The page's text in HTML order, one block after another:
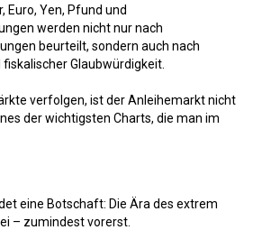
Euro, Yen, Pfund und
werden nicht nur nach
beurteilt, sondern auch nach
Glaubwürdigkeit.
verfolgen, ist der Anleihemarkt nicht
der wichtigsten Charts, die man im
eine Botschaft: Die Ära des extrem
– zumindest vorerst.